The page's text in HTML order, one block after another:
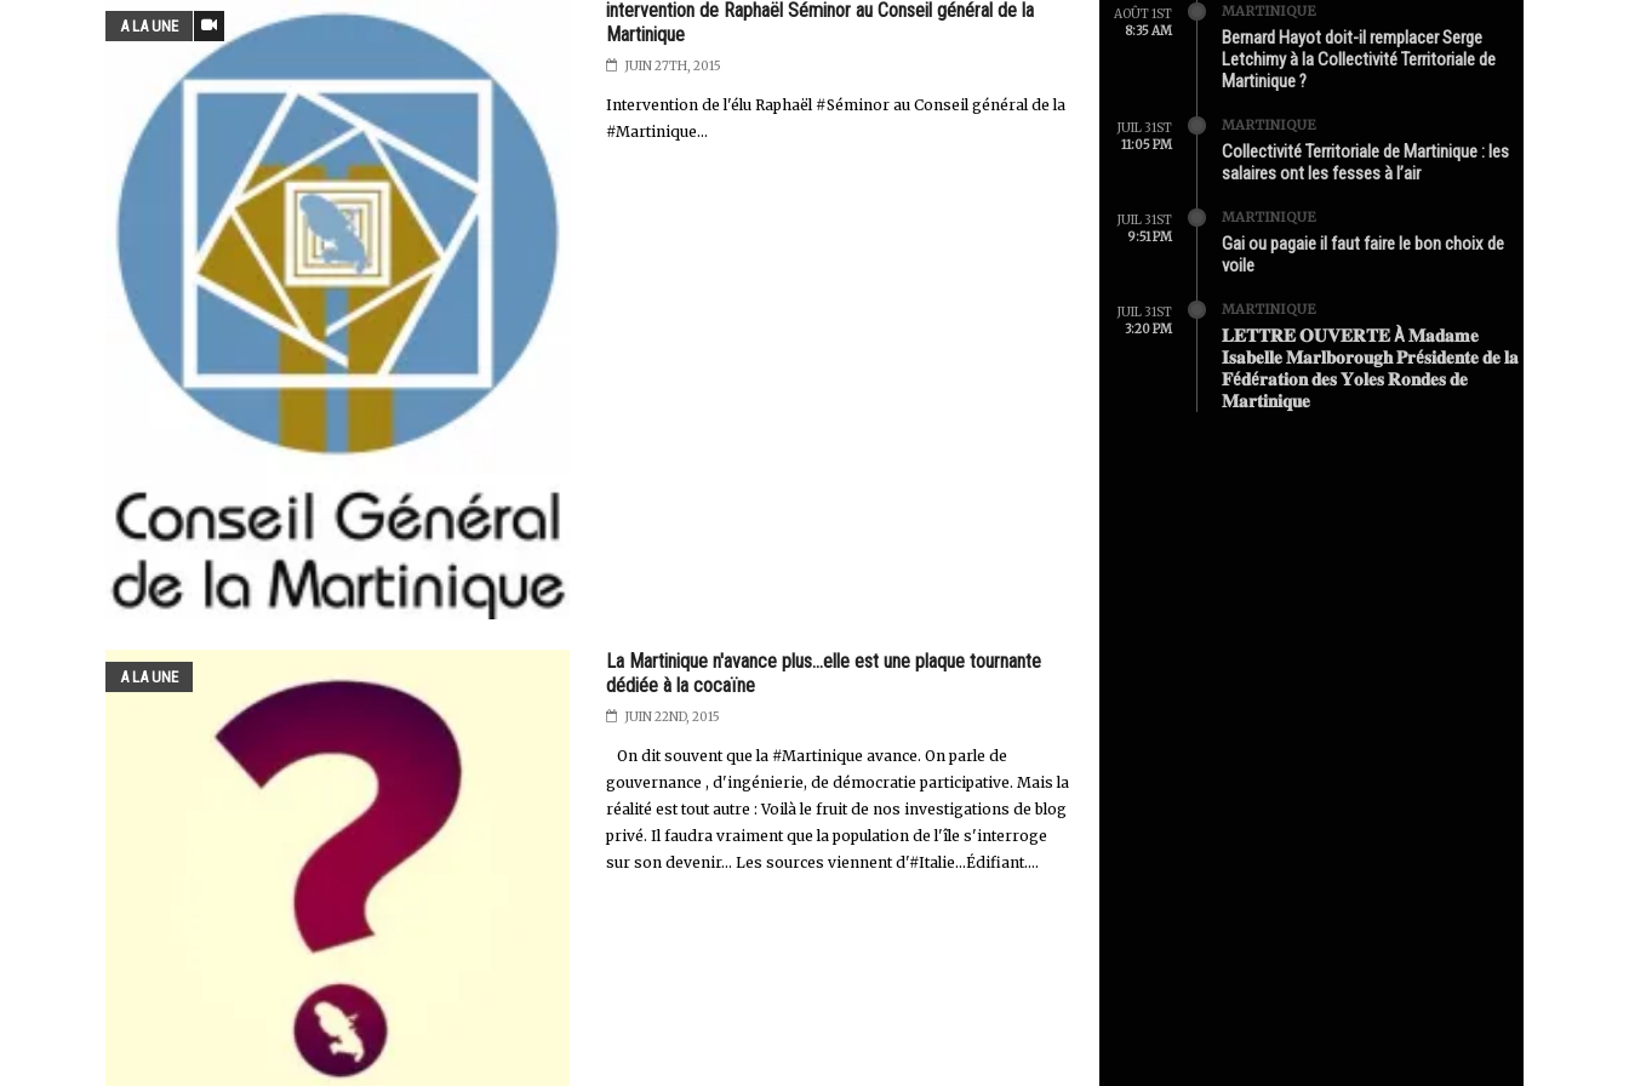
A LA UNE
intervention de Raphaël Séminor au Conseil général de la
Martinique
JUIN 27TH, 2015
Intervention de l'élu Raphaël #Séminor au Conseil général de la
#Martinique...
A LA UNE
La Martinique n'avance plus...elle est une plaque tournante
dédiée à la cocaïne
JUIN 22ND, 2015
On dit souvent que la #Martinique avance. On parle de
gouvernance , d'ingénierie, de démocratie participative. Mais la
réalité est tout autre : Voilà le fruit de nos investigations de blog
privé. Il faudra vraiment que la population de l'île s'interroge
sur son devenir... Les sources viennent d'#Italie...Édifiant....
AOÛT 1ST
8:35 AM
MARTINIQUE
Bernard Hayot doit-il remplacer Serge
Letchimy à la Collectivité Territoriale de
Martinique ?
JUIL 31ST
11:05 PM
MARTINIQUE
Collectivité Territoriale de Martinique : les
salaires ont les fesses à l’air
JUIL 31ST
9:51 PM
MARTINIQUE
Gai ou pagaie il faut faire le bon choix de
voile
JUIL 31ST
3:20 PM
MARTINIQUE
𝐋𝐄𝐓𝐓𝐑𝐄 𝐎𝐔𝐕𝐄𝐑𝐓𝐄 À 𝐌𝐚𝐝𝐚𝐦𝐞
𝐈𝐬𝐚𝐛𝐞𝐥𝐥𝐞 𝐌𝐚𝐫𝐥𝐛𝐨𝐫𝐨𝐮𝐠𝐡 𝐏𝐫é𝐬𝐢𝐝𝐞𝐧𝐭𝐞 𝐝𝐞 𝐥𝐚
𝐅é𝐝é𝐫𝐚𝐭𝐢𝐨𝐧 𝐝𝐞𝐬 𝐘𝐨𝐥𝐞𝐬 𝐑𝐨𝐧𝐝𝐞𝐬 𝐝𝐞
𝐌𝐚𝐫𝐭𝐢𝐧𝐢𝐪𝐮𝐞